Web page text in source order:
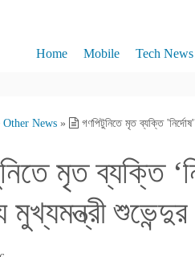
Home Mobile Tech News
Other News » গণপিটুনিতে মৃত ব্যক্তি
মৃত ব্যক্তি
শুভেন্দুর